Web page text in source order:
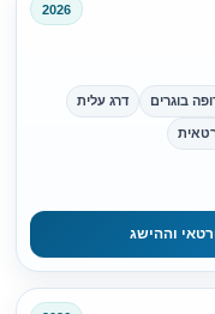
2026
בוגרים דרג עלית
וההישג